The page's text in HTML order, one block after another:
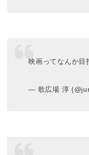
映画ってなんか目
— 歌広場 淳